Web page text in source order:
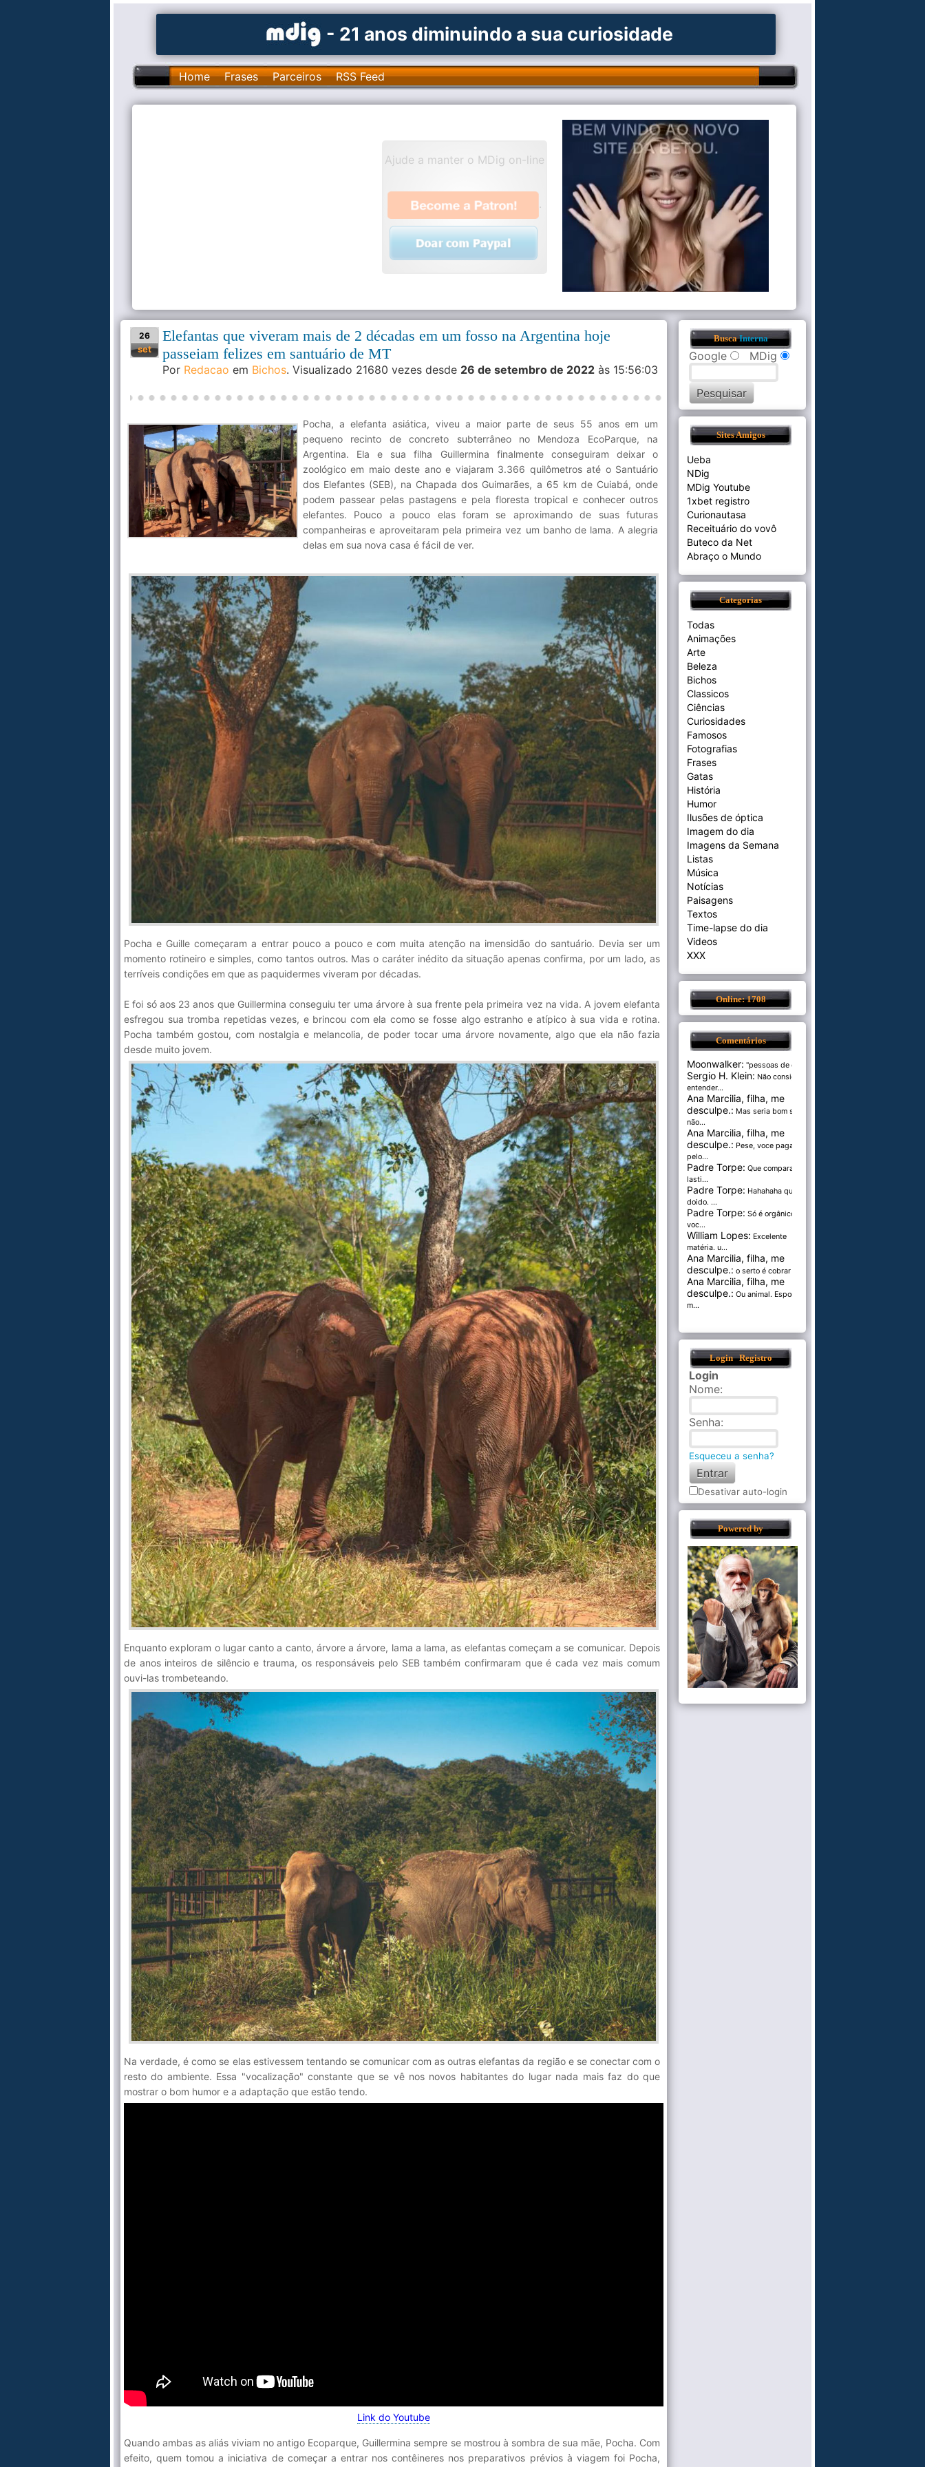
- 21 anos diminuindo a sua curiosidade
Home Frases Parceiros RSS Feed
Ajude a manter o MDig on-line
.
26
set
Elefantas que viveram mais de 2 décadas em um fosso na Argentina hoje
passeiam felizes em santuário de MT
Por Redacao em Bichos. Visualizado 21680 vezes desde 26 de setembro de 2022 às 15:56:03
Pocha, a elefanta asiática, viveu a maior parte de seus 55 anos em um
pequeno recinto de concreto subterrâneo no Mendoza EcoParque, na
Argentina. Ela e sua filha Guillermina finalmente conseguiram deixar o
zoológico em maio deste ano e viajaram 3.366 quilômetros até o Santuário
dos Elefantes (SEB), na Chapada dos Guimarães, a 65 km de Cuiabá, onde
podem passear pelas pastagens e pela floresta tropical e conhecer outros
elefantes. Pouco a pouco elas foram se aproximando de suas futuras
companheiras e aproveitaram pela primeira vez um banho de lama. A alegria
delas em sua nova casa é fácil de ver.
Pocha e Guille começaram a entrar pouco a pouco e com muita atenção na imensidão do santuário. Devia ser um
momento rotineiro e simples, como tantos outros. Mas o caráter inédito da situação apenas confirma, por um lado, as
terríveis condições em que as paquidermes viveram por décadas.
E foi só aos 23 anos que Guillermina conseguiu ter uma árvore à sua frente pela primeira vez na vida. A jovem elefanta
esfregou sua tromba repetidas vezes, e brincou com ela como se fosse algo estranho e atípico à sua vida e rotina.
Pocha também gostou, com nostalgia e melancolia, de poder tocar uma árvore novamente, algo que ela não fazia
desde muito jovem.
Enquanto exploram o lugar canto a canto, árvore a árvore, lama a lama, as elefantas começam a se comunicar. Depois
de anos inteiros de silêncio e trauma, os responsáveis pelo SEB também confirmaram que é cada vez mais comum
ouvi-las trombeteando.
Na verdade, é como se elas estivessem tentando se comunicar com as outras elefantas da região e se conectar com o
resto do ambiente. Essa "vocalização" constante que se vê nos novos habitantes do lugar nada mais faz do que
mostrar o bom humor e a adaptação que estão tendo.
Link do Youtube
Quando ambas as aliás viviam no antigo Ecoparque, Guillermina sempre se mostrou à sombra de sua mãe, Pocha. Com
efeito, quem tomou a iniciativa de começar a entrar nos contêineres nos preparativos prévios à viagem foi Pocha,
BuscaInterna
Google MDig
Sites Amigos
Ueba
NDig
MDig Youtube
1xbet registro
Curionautasa
Receituário do vovô
Buteco da Net
Abraço o Mundo
Categorias
Todas
Animações
Arte
Beleza
Bichos
Classicos
Ciências
Curiosidades
Famosos
Fotografias
Frases
Gatas
História
Humor
Ilusões de óptica
Imagem do dia
Imagens da Semana
Listas
Música
Notícias
Paisagens
Textos
Time-lapse do dia
Videos
XXX
Online: 1708
Comentários
Moonwalker: "pessoas de cer...
Sergio H. Klein: Não consigo
entender...
Ana Marcilia, filha, me
desculpe.: Mas seria bom se
não...
Ana Marcilia, filha, me
desculpe.: Pese, voce paga
pelo...
Padre Torpe: Que comparação
lasti...
Padre Torpe: Hahahaha que
doido. ...
Padre Torpe: Só é orgânico se
voc...
William Lopes: Excelente
matéria. u...
Ana Marcilia, filha, me
desculpe.: o serto é cobrar pel...
Ana Marcilia, filha, me
desculpe.: Ou animal. Esponja
m...
Login Registro
Login
Nome:
Senha:
Esqueceu a senha?
Desativar auto-login
Powered by